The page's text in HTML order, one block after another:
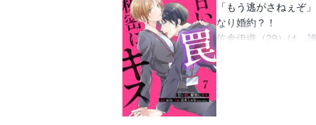
「もう逃がさねぇぞ
なり婚約？！
佐倉伊織（29）は、
女にモテまくる。過